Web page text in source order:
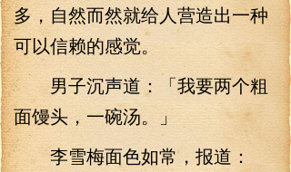
多，自然而然就给人营造出一种
可以信赖的感觉。
男子沉声道：「我要两个粗
面馒头，一碗汤。」
李雪梅面色如常，报道：